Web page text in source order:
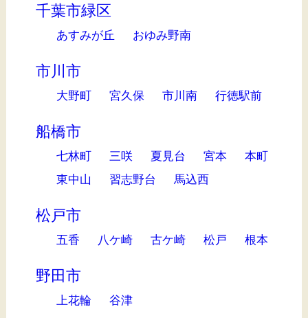
千葉市緑区
あすみが丘 おゆみ野南
市川市
大野町 宮久保 市川南 行徳駅前
船橋市
七林町 三咲 夏見台 宮本
本町
東中山
習志野台 馬込西
松戸市
五香 八ケ崎 古ケ崎 松戸 根本
野田市
上花輪 谷津